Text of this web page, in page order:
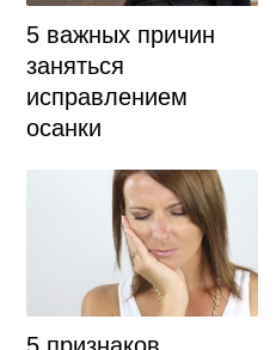
5 важных причин
заняться
исправлением
осанки